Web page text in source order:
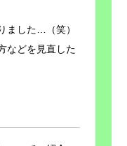
ました…（笑）
などを見直した